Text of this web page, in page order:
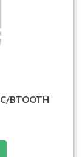
BTOOTH